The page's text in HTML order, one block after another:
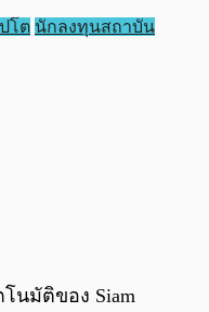
โต นักลงทุนสถาบัน
นมัติของ Siam